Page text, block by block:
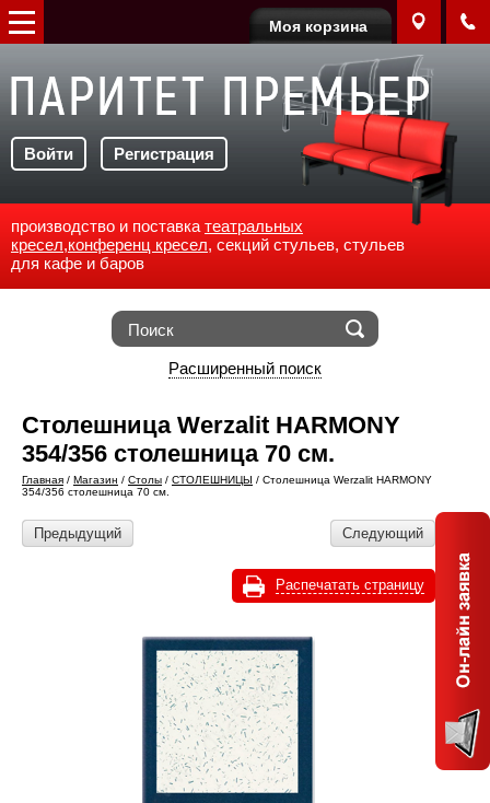
Войти Регистрация
Моя корзина
производство и поставка театральных
кресел,конференц кресел, секций стульев, стульев
для кафе и баров
Расширенный поиск
Столешница Werzalit HARMONY
354/356 столешница 70 см.
Главная / Магазин / Столы / СТОЛЕШНИЦЫ / Столешница Werzalit HARMONY
354/356 столешница 70 см.
Предыдущий Следующий
Распечатать страницу